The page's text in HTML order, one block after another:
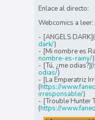
Enlace al directo:
Webcomics a leer:
- [ANGELS DARK](
dark/)
- [Mi nombre es
nombre-es-rainy/)
- [Tú, ¿me odias?](
odias/)
- [La Emperatriz
(https://
irresponsable/)
- [Trouble Hunter
(https://